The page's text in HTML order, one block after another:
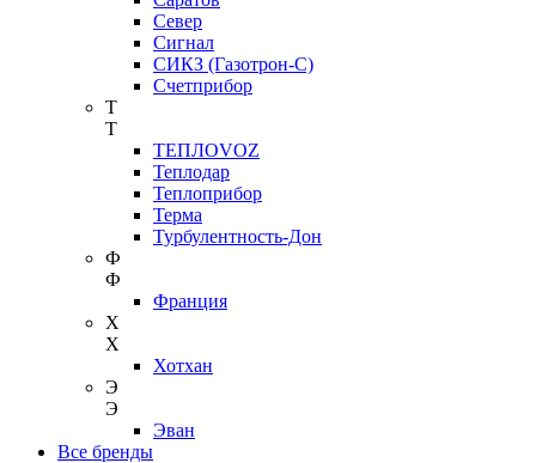
Север
Сигнал
СИКЗ (Газотрон-С)
Счетприбор
Т
Т
ТЕПЛОVOZ
Теплодар
Теплоприбор
Терма
Турбулентность-Дон
Ф
Ф
Франция
Х
Х
Хотхан
Э
Э
Эван
Все бренды